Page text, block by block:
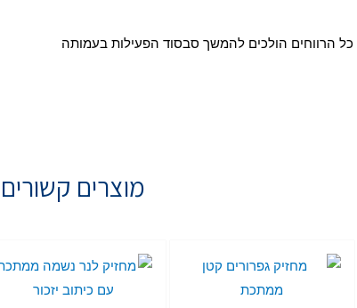
כל הרווחים הולכים להמשך סבסוד הפעילות בעמותה
מוצרים קשורים